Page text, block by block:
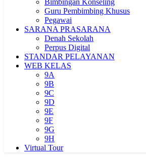
Bimbingan Konseling
Guru Pembimbing Khusus
Pegawai
SARANA PRASARANA
Denah Sekolah
Perpus Digital
STANDAR PELAYANAN
WEB KELAS
9A
9B
9C
9D
9E
9F
9G
9H
Virtual Tour